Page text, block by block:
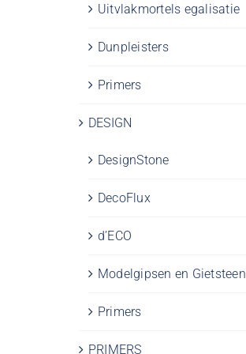
Uitvlakmortels egalisatie
Dunpleisters
Primers
DESIGN
DesignStone
DecoFlux
d’ECO
Modelgipsen en Gietsteen
Primers
PRIMERS